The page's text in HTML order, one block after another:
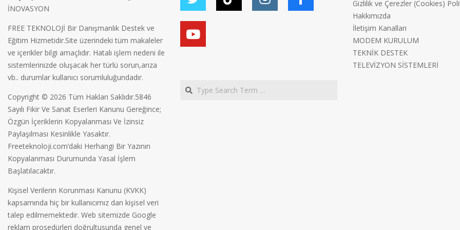
İNOVASYON
FREE TEKNOLOJİ Bir Danışmanlık Destek ve
Eğitim Hizmetidir.Site üzerindeki tüm makaleler
ve içerikler bilgi amaçlıdır. Hatalı işlem nedeni ile
sistemlerinizde oluşacak her türlü sorun,arıza
vb.. durumlar kullanıcı sorumluluğundadır.
Copyright © 2026 Tüm Hakları Saklıdır.5846
Sayılı Fikir Ve Sanat Eserleri Kanunu Gereğince;
Özgün İçeriklerin Kopyalanması Ve İzinsiz
Paylaşılması Kesinlikle Yasaktır.
Freeteknoloji.com’daki Herhangi Bir Yazının
Kopyalanması Durumunda Yasal İşlem
Başlatılacaktır.
Kişisel Verilerin Korunması Kanunu (KVKK)
kapsamında hiç bir kullanıcımız dan kişisel veri
talep edilmemektedir. Web sitemizde Google
reklam prosedürleri doğrultusunda genel ve
Search
Gizlilik ve Çerezler (Cookies)
Hakkımızda
İletişim Kanalları
MODEM KURULUM
TEKNİK DESTEK
TELEVİZYON SİSTEMLERİ